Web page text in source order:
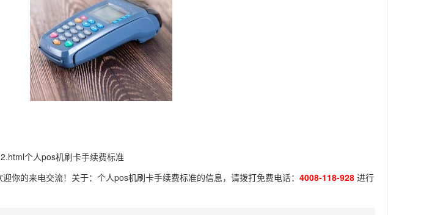
个人pos机刷卡手续费标准
迎你的来电交流！关于： 个人pos机刷卡手续费标准的信息，请拨打免费电话： 4008-118-928 进行